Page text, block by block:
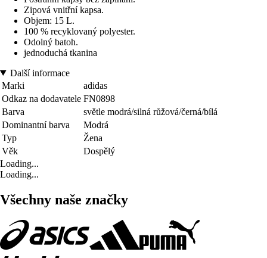
Zipová vnitřní kapsa.
Objem: 15 L.
100 % recyklovaný polyester.
Odolný batoh.
jednoduchá tkanina
Další informace
Marki
adidas
Odkaz na dodavatele FN0898
Barva
světle modrá/silná růžová/černá/bílá
Dominantní barva
Modrá
Typ
Žena
Věk
Dospělý
Loading...
Loading...
Všechny naše značky